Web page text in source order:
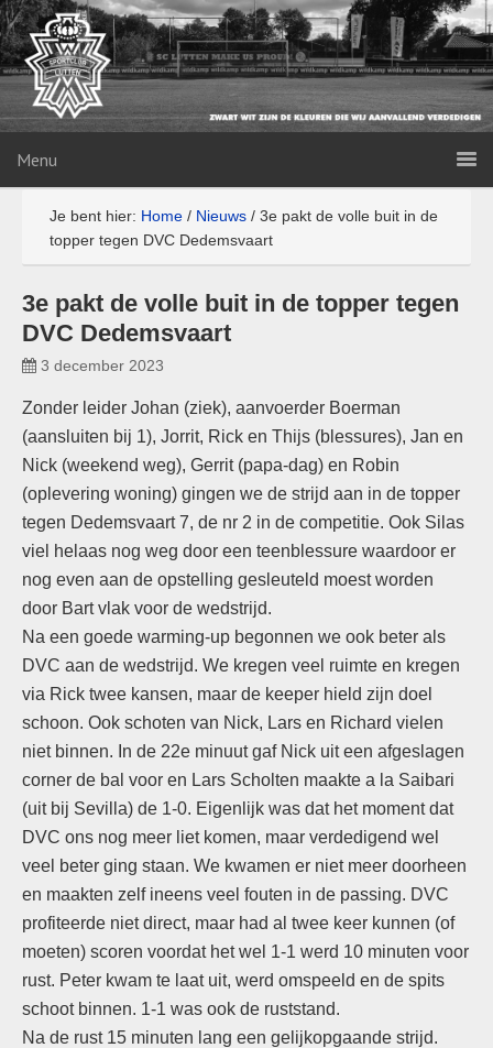
Menu
Je bent hier: Home / Nieuws / 3e pakt de volle buit in de
topper tegen DVC Dedemsvaart
3e pakt de volle buit in de topper tegen
DVC Dedemsvaart
3 december 2023
Zonder leider Johan (ziek), aanvoerder Boerman
(aansluiten bij 1), Jorrit, Rick en Thijs (blessures), Jan en
Nick (weekend weg), Gerrit (papa-dag) en Robin
(oplevering woning) gingen we de strijd aan in de topper
tegen Dedemsvaart 7, de nr 2 in de competitie. Ook Silas
viel helaas nog weg door een teenblessure waardoor er
nog even aan de opstelling gesleuteld moest worden
door Bart vlak voor de wedstrijd.
Na een goede warming-up begonnen we ook beter als
DVC aan de wedstrijd. We kregen veel ruimte en kregen
via Rick twee kansen, maar de keeper hield zijn doel
schoon. Ook schoten van Nick, Lars en Richard vielen
niet binnen. In de 22e minuut gaf Nick uit een afgeslagen
corner de bal voor en Lars Scholten maakte a la Saibari
(uit bij Sevilla) de 1-0. Eigenlijk was dat het moment dat
DVC ons nog meer liet komen, maar verdedigend wel
veel beter ging staan. We kwamen er niet meer doorheen
en maakten zelf ineens veel fouten in de passing. DVC
profiteerde niet direct, maar had al twee keer kunnen (of
moeten) scoren voordat het wel 1-1 werd 10 minuten voor
rust. Peter kwam te laat uit, werd omspeeld en de spits
schoot binnen. 1-1 was ook de ruststand.
Na de rust 15 minuten lang een gelijkopgaande strijd.